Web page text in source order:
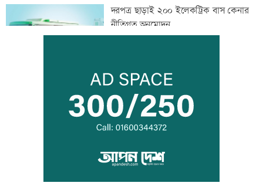
দরপত্র ছাড়াই ২০০ ইলেকট্রিক বাস কেনার
নীতিগত অনুমোদন
তনু হত্যার আসামি সাবেক সেনাসদস্য
হাফিজুরকে আত্মসমর্পণের নির্দেশ
দুদকের মামলায় ঢাকা ব্যাংকের ৪ কর্মকর্তার
কারাদণ্ড